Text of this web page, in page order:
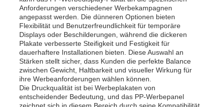
Startseite
Anforderungen verschiedener Werbekampagnen
angepasst werden. Die dünneren Optionen bieten
Flexibilität und Benutzerfreundlichkeit für temporäre
Displays oder Beschilderungen, während die dickeren
Plakate verbesserte Steifigkeit und Festigkeit für
dauerhaftere Installationen bieten. Diese Auswahl an
Stärken stellt sicher, dass Kunden die perfekte Balance
zwischen Gewicht, Haltbarkeit und visueller Wirkung für
ihre Werbeanforderungen wählen können.
Die Druckqualität ist bei Werbeplakaten von
entscheidender Bedeutung, und das PP-Werbepanel
zeichnet sich in diesem Bereich durch seine Kompatibilität